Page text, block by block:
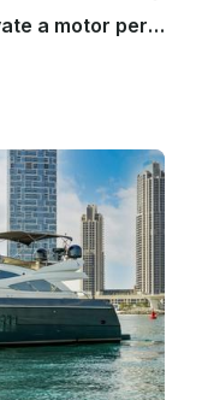
Explore Dubái a bordo de este yate a motor perfecto para un crucero familiar